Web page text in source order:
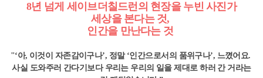
8년 넘게 세이브더칠드런의 현장을 누빈 사진가
세상을 본다는 것,
인간을 만난다는 것
"‘아, 이것이 자존감이구나’, 정말 ‘인간으로서의 품위구나’, 느꼈어요.
사실 도와주러 간다기보다 우리는 우리의 일을 제대로 하러 간 거라는